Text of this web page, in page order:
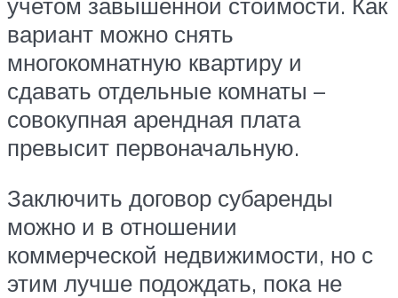
вариант можно снять
многокомнатную квартиру и
сдавать отдельные комнаты –
совокупная арендная плата
превысит первоначальную.
Заключить договор субаренды
можно и в отношении
коммерческой недвижимости, но с
этим лучше подождать, пока не